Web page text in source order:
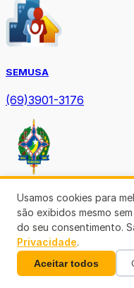
SEMUSA
(69)3901-3176
Diário Oficial TCE-RO
Usamos cookies para
são exibidos mesmo
do seu consentimento.
Privacidade.
Aceitar todos